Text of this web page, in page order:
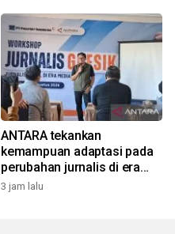
ANTARA tekankan
kemampuan adaptasi pada
perubahan jurnalis di era
digital
3 jam lalu